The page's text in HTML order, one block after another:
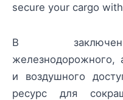
secure your cargo
В
железнодорожного,
и воздушного
ресурс для